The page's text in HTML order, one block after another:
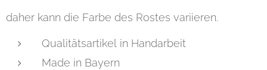
daher kann die Farbe des Rostes variieren.
Qualitätsartikel in Handarbeit
Made in Bayern